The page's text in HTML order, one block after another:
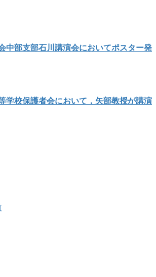
中部支部石川講演会においてポスター発
学校保護者会において，矢部教授が講演